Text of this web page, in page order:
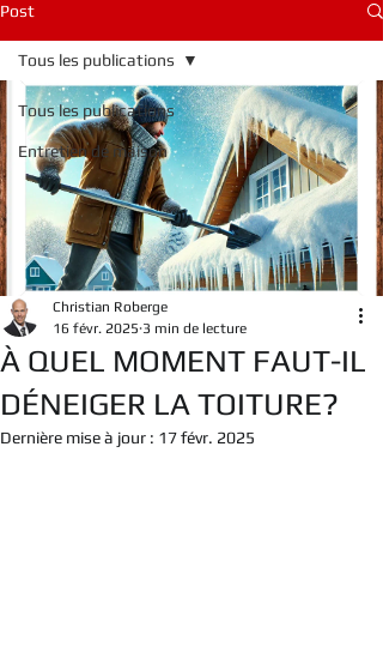
Post
Tous les publications
Entretien de maison
Tous les publications
À QUEL MOMENT FAUT-IL
DÉNEIGER LA TOITURE?
Christian Roberge
16 févr. 2025 3 min de lecture
Dernière mise à jour : 17 févr. 2025